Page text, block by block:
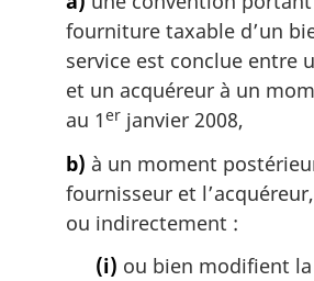
fourniture taxable d’un
service est conclue entre
et un acquéreur à un
au 1er janvier 2008,
b) à un moment
fournisseur et
ou indirectement :
(i) ou bien modifient